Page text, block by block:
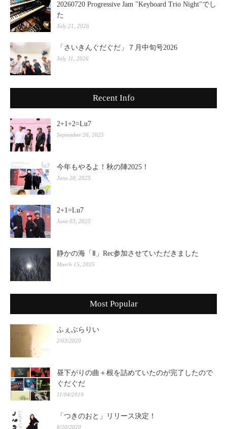
20260720 Progressive Jam "Keyboard Trio Night"でし
た
July 21, 2026
「さいきんぐだぐだ」７月中旬号2026
July 11, 2026
Recent Info
2+1+2=Lu7
September 26, 2025
今年もやるよ！秋の陣2025！
June 20, 2025
2+1=Lu7
June 03, 2025
静かの海「Ⅱ」Rec参加させていただきました
March 15, 2025
Most Popular
ふぇぶらりい
2/03/2020
昼下がりの曲＋根を詰めていたのが完了したので
ぐだぐだ
11/04/2019
「つきのおと」リリース決定！
8/20/2020